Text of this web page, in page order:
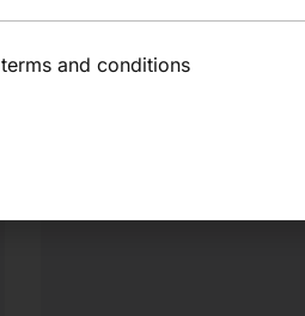
terms and conditions